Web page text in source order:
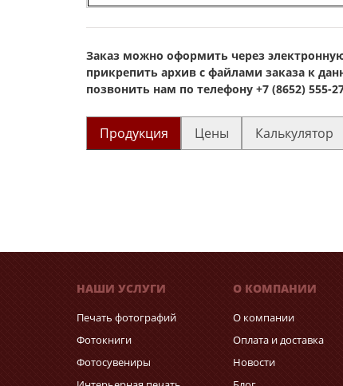
Заказ можно оформить через
прикрепить архив с файлами заказа к
позвонить нам по телефону +7 (8652) 555-
Продукция Цены Калькулятор
НАШИ УСЛУГИ
Печать фотографий
Фотокниги
Фотосувениры
О КОМПАНИИ
О компании
Оплата и доставка
Новости